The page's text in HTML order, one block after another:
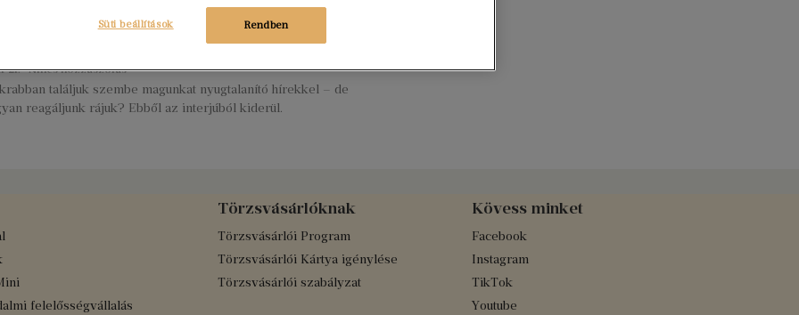
– interjú Stumpf-Biró Balázs
21. Nincs hozzászólás
találjuk szembe magunkat nyugtalanító hírekkel – de
reagáljunk rájuk? Ebből az interjúból kiderül.
felelősségvállalás
Törzsvásárlóknak
Törzsvásárlói Program
Törzsvásárlói Kártya igénylése
Törzsvásárlói szabályzat
Kövess minket
Facebook
Instagram
TikTok
Youtube
Rendben
Süti beállítások